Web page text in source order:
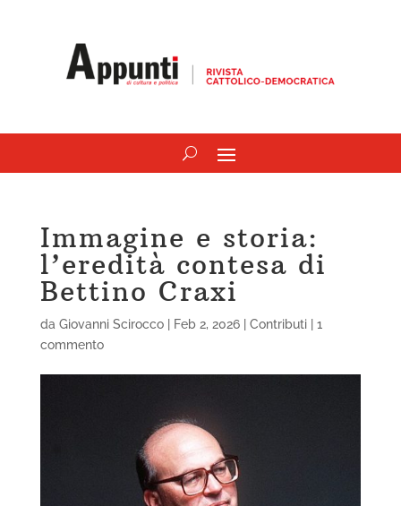
Immagine e storia:
l’eredità contesa di
Bettino Craxi
da Giovanni Scirocco| Feb 2, 2026| Contributi| 1
commento